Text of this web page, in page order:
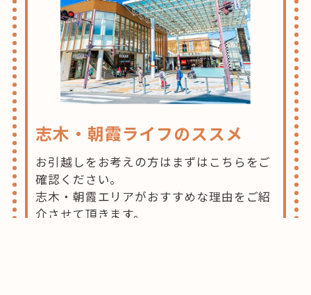
志木・朝霞ライフのススメ
お引越しをお考えの方はまずはこちらをご
確認ください。
志木・朝霞エリアがおすすめな理由をご紹
介させて頂きます。